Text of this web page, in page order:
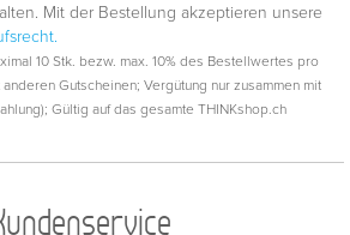
Mit der Bestellung akzeptieren unsere
10 Stk. bezw. max. 10% des Bestellwertes pro
Gutscheinen; Vergütung nur zusammen mit
Gültig auf das gesamte THINKshop.ch